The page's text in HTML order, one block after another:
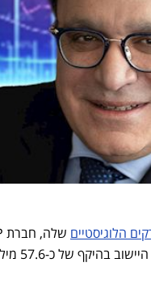
הלוגיסטיים שלה, חברת MLP, השלימה